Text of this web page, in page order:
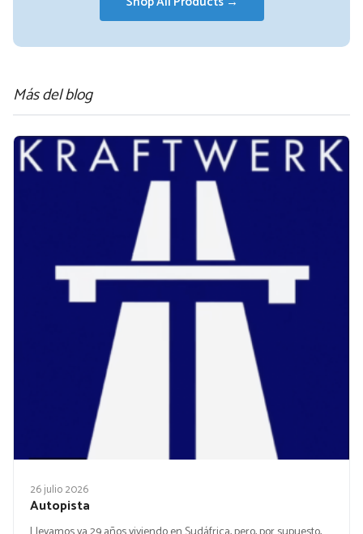
Más del blog
26 julio 2026
Autopista